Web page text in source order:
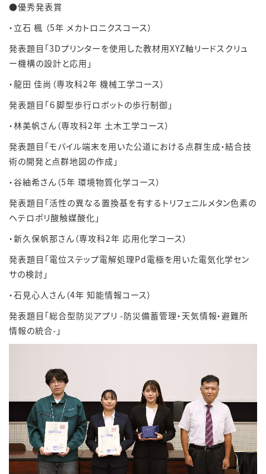
●優秀発表賞
・立石 楓 （5年 メカトロニクスコース）
発表題目「3Dプリンターを使用した教材用XYZ軸リードスクリュ
ー機構の設計と応用」
・龍田 佳尚（専攻科2年 機械工学コース）
発表題目「６脚型歩行ロボットの歩行制御」
・林美帆さん（専攻科2年 土木工学コース）
発表題目「モバイル端末を用いた公道における点群生成・結合技
術の開発と点群地図の作成」
・谷紬希さん（5年 環境物質化学コース）
発表題目「活性の異なる置換基を有するトリフェニルメタン色素の
ヘテロポリ酸触媒酸化」
・新久保帆那さん（専攻科2年 応用化学コース）
発表題目「電位ステップ電解処理Pd電極を用いた電気化学セン
サの検討」
・石見心人さん（4年 知能情報コース）
発表題目「総合型防災アプリ -防災備蓄管理・天気情報・避難所
情報の統合-」